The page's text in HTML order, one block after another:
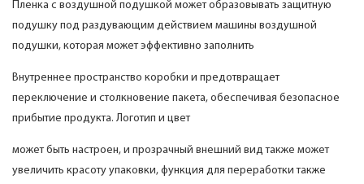
Пленка с воздушной подушкой может образовывать защитную
подушку под раздувающим действием машины воздушной
подушки, которая может эффективно заполнить
Внутреннее пространство коробки и предотвращает
переключение и столкновение пакета, обеспечивая безопасное
прибытие продукта. Логотип и цвет
может быть настроен, и прозрачный внешний вид также может
увеличить красоту упаковки, функция для переработки также